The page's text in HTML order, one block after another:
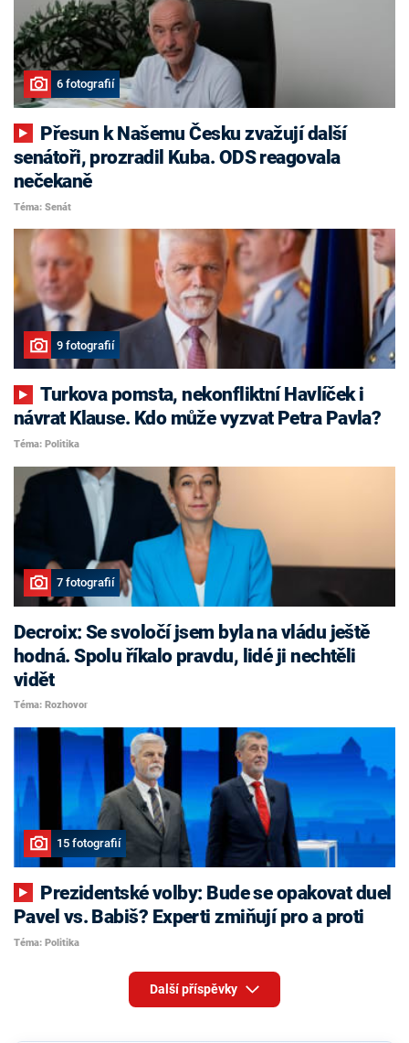
6 fotografií
senátoři, prozradil Kuba. ODS reagovala
nečekaně
Téma: Senát
9 fotografií
Turkova pomsta, nekonfliktní Havlíček i
návrat Klause. Kdo může vyzvat Petra Pavla?
Téma: Politika
7 fotografií
Decroix: Se svoločí jsem byla na vládu ještě
hodná. Spolu říkalo pravdu, lidé ji nechtěli
vidět
Téma: Rozhovor
15 fotografií
Pavel vs. Babiš? Experti zmiňují pro a proti
Téma: Politika
Další příspěvky